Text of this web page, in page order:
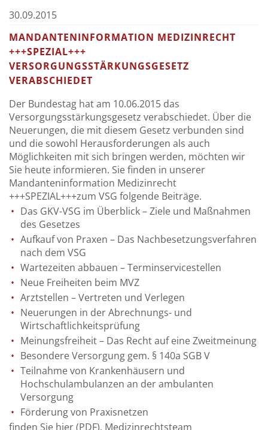
30.09.2015
MANDANTENINFORMATION MEDIZINRECHT
+++SPEZIAL+++
VERSORGUNGSSTÄRKUNGSGESETZ
VERABSCHIEDET
Der Bundestag hat am 10.06.2015 das
Versorgungsstärkungsgesetz verabschiedet. Über die
Neuerungen, die mit diesem Gesetz verbunden sind
und die sowohl Herausforderungen als auch
Möglichkeiten mit sich bringen werden, möchten wir
Sie heute informieren. Sie finden in unserer
Mandanteninformation Medizinrecht
+++SPEZIAL+++zum VSG folgende Beiträge.
Das GKV-VSG im Überblick – Ziele und Maßnahmen
des Gesetzes
Aufkauf von Praxen – Das Nachbesetzungsverfahren
nach dem VSG
Wartezeiten abbauen – Terminservicestellen
Neue Freiheiten beim MVZ
Arztstellen – Vertreten und Verlegen
Neuerungen in der Abrechnungs- und
Wirtschaftlichkeitsprüfung
Meinungsfreiheit – Das Recht auf eine Zweitmeinung
Besondere Versorgung gem. § 140a SGB V
Teilnahme von Krankenhäusern und
Hochschulambulanzen an der ambulanten
Versorgung
Förderung von Praxisnetzen
finden Sie hier (PDF). Medizinrechtsteam